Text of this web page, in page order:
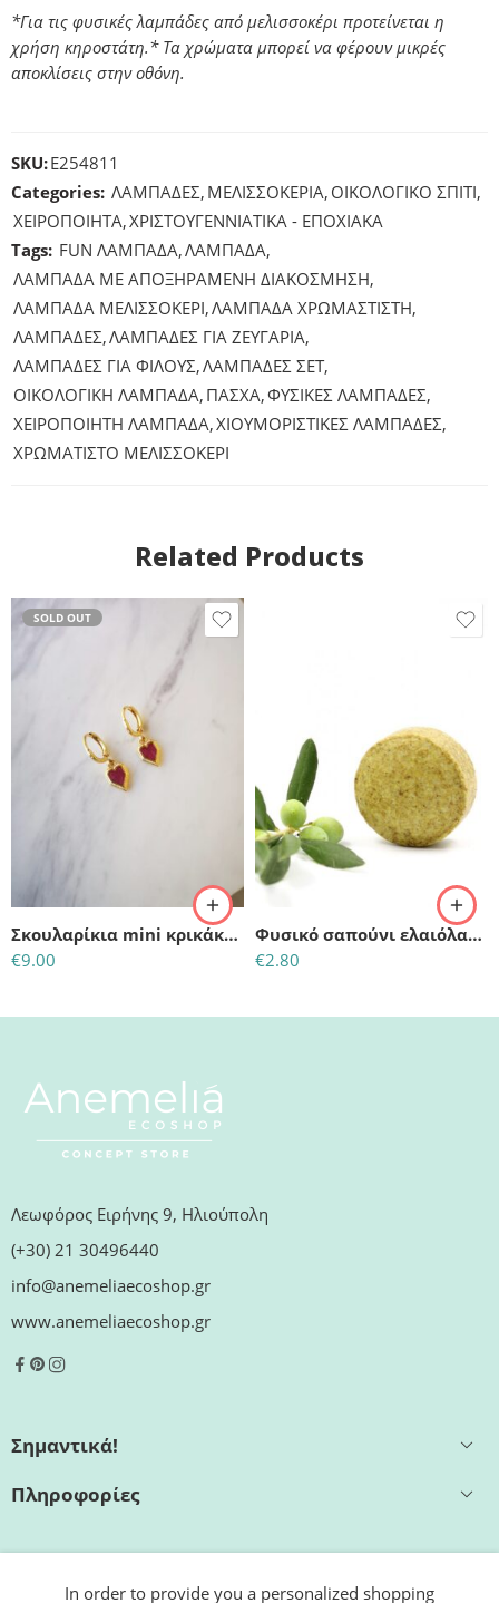
*Για τις φυσικές λαμπάδες από μελισσοκέρι προτείνεται η
χρήση κηροστάτη.* Τα χρώματα μπορεί να φέρουν μικρές
αποκλίσεις στην οθόνη.
SKU:E254811
Categories: ΛΑΜΠΑΔΕΣ, ΜΕΛΙΣΣΟΚΕΡΙΑ, ΟΙΚΟΛΟΓΙΚΟ ΣΠΙΤΙ,
ΧΕΙΡΟΠΟΙΗΤΑ,ΧΡΙΣΤΟΥΓΕΝΝΙΑΤΙΚΑ - ΕΠΟΧΙΑΚΑ
Tags: FUN ΛΑΜΠΑΔΑ,ΛΑΜΠΑΔΑ,
ΛΑΜΠΑΔΑ ΜΕ ΑΠΟΞΗΡΑΜΕΝΗ ΔΙΑΚΟΣΜΗΣΗ,
ΛΑΜΠΑΔΑ ΜΕΛΙΣΣΟΚΕΡΙ,ΛΑΜΠΑΔΑ ΧΡΩΜΑΣΤΙΣΤΗ,
ΛΑΜΠΑΔΕΣ,ΛΑΜΠΑΔΕΣ ΓΙΑ ΖΕΥΓΑΡΙΑ,
ΛΑΜΠΑΔΕΣ ΓΙΑ ΦΙΛΟΥΣ,ΛΑΜΠΑΔΕΣ ΣΕΤ,
ΟΙΚΟΛΟΓΙΚΗ ΛΑΜΠΑΔΑ, ΠΑΣΧΑ,ΦΥΣΙΚΕΣ ΛΑΜΠΑΔΕΣ,
ΧΕΙΡΟΠΟΙΗΤΗ ΛΑΜΠΑΔΑ,ΧΙΟΥΜΟΡΙΣΤΙΚΕΣ ΛΑΜΠΑΔΕΣ,
ΧΡΩΜΑΤΙΣΤΟ ΜΕΛΙΣΣΟΚΕΡΙ
Related Products
SOLD OUT
Σκουλαρίκια mini κρικάκια κρεμαστή ροζ καρδιά
€9.00
Φυσικό σαπούνι ελαιόλαδου με κανέλα & κουρκουμά
€2.80
Λεωφόρος Ειρήνης 9, Ηλιούπολη
(+30) 21 30496440
info@anemeliaecoshop.gr
www.anemeliaecoshop.gr
Σημαντικά!
Πληροφορίες
In order to provide you a personalized shopping